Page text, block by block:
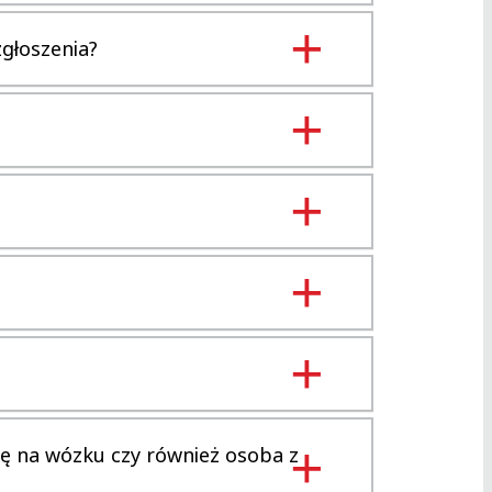
na wózku czy również osoba z